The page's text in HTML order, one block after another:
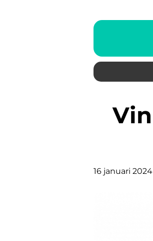
Vin till fisksoppa en njutbar
16 januari 2024